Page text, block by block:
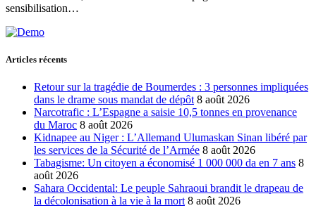
sensibilisation…
Articles récents
Retour sur la tragédie de Boumerdes : 3 personnes impliquées
dans le drame sous mandat de dépôt 8 août 2026
Narcotrafic : L’Espagne a saisie 10,5 tonnes en provenance
du Maroc 8 août 2026
Kidnapee au Niger : L’Allemand Ulumaskan Sinan libéré par
les services de la Sécurité de l’Armée 8 août 2026
Tabagisme: Un citoyen a économisé 1 000 000 da en 7 ans 8
août 2026
Sahara Occidental: Le peuple Sahraoui brandit le drapeau de
la décolonisation à la vie à la mort 8 août 2026